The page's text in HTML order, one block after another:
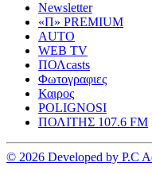
Newsletter
«Π» PREMIUM
AUTO
WEB TV
ΠΟΛcasts
Φωτογραφιες
Καιρος
POLIGNOSI
ΠΟΛΙΤΗΣ 107.6 FM
© 2026 Developed by P.C